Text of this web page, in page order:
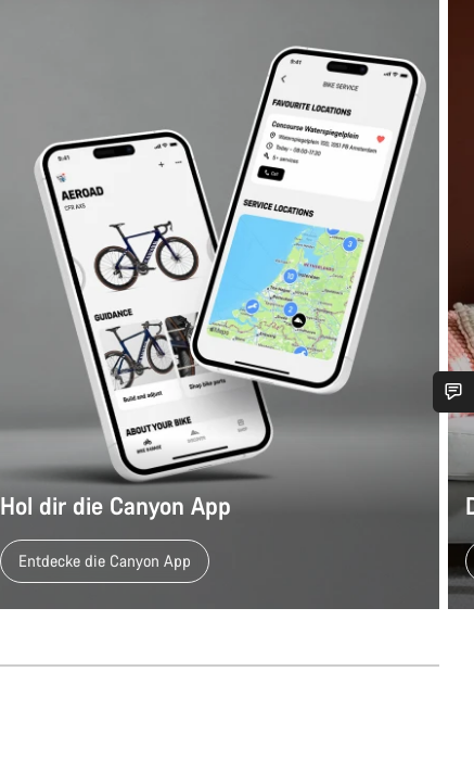
Hol dir die Canyon App
Entdecke die Canyon App
Benötigst du Hilfe?
Unsere Experten stehen dir jetzt im Chat zur Verfügung.
Schließen